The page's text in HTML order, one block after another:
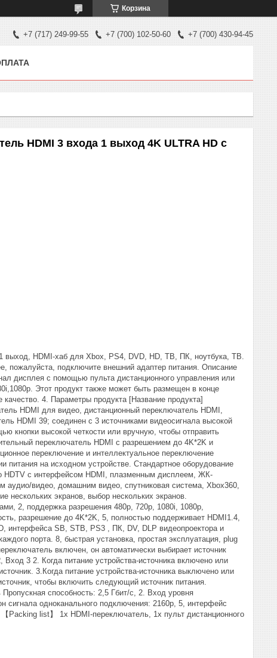
Корзина
+7 (717) 249-99-55 +7 (700) 102-50-60 +7 (700) 430-94-45
HDMI 3 входа 1 выход 4K ULTRA HD c
выход, HDMI-хаб для Xbox, PS4, DVD, HD, ТВ, ПК, ноутбука, ТВ.
пожалуйста, подключите внешний адаптер питания. Описание
дисплея с помощью пульта дистанционного управления или
Этот продукт также может быть размещен в конце
4. Параметры продукта [Название продукта]
HDMI для видео, дистанционный переключатель HDMI,
HDMI 39; соединен с 3 источниками видеосигнала высокой
кнопки высокой четкости или вручную, чтобы отправить
переключатель HDMI с разрешением до 4K*2K и
переключение и интеллектуальное переключение
питания на исходном устройстве. Стандартное оборудование
HDTV с интерфейсом HDMI, плазменным дисплеем, ЖК-
видео, домашним видео, спутниковая система, Xbox360,
нескольких экранов, выбор нескольких экранов.
2, поддержка разрешения 480p, 720p, 1080i, 1080p,
разрешение до 4K*2K, 5, полностью поддерживает HDMI1.4,
интерфейса SB, STB, PS3 , ПК, DV, DLP видеопроектора и
порта. 8, быстрая установка, простая эксплуатация, plug
включен, он автоматически выбирает источник
3 2. Когда питание устройства-источника включено или
3.Когда питание устройства-источника выключено или
чтобы включить следующий источник питания.
способность: 2,5 Гбит/с, 2. Вход уровня
сигнала одноканального подключения: 2160p, 5, интерфейс
Packing list】 1x HDMI-переключатель, 1x пульт дистанционного